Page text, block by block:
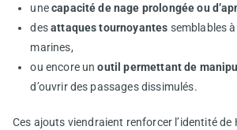
unecapacité de nage prolongée ou
desattaques tournoyantes semblables
marines,
ou encore unoutil permettant de
d’ouvrir des passages dissimulés.
Ces ajouts viendraient renforcer l’identité de